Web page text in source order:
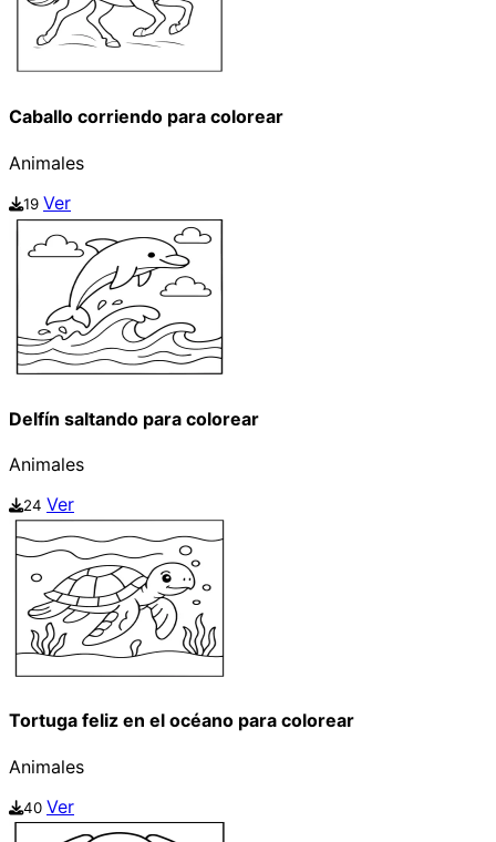
Caballo corriendo para colorear
Animales
19 Ver
Delfín saltando para colorear
Animales
24 Ver
Tortuga feliz en el océano para colorear
Animales
40 Ver